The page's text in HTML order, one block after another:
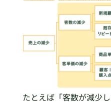
たとえば「客数が減少